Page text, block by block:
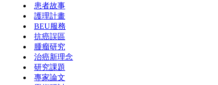
患者故事
護理計畫
BEU服務
抗癌誤區
腫瘤研究
治癌新理念
研究課題
專家論文